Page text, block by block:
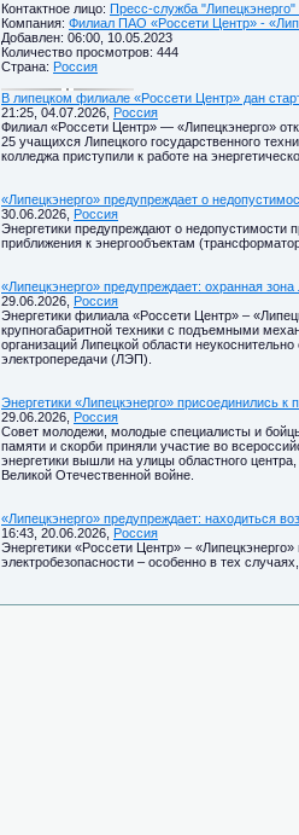
Контактное лицо: Пресс-служба
Компания: Филиал ПАО «Россети Центр» -
Добавлен: 06:00, 10.05.2023
Количество просмотров: 444
Страна: Россия
В липецком филиале «Россети Центр» дан
21:25, 04.07.2026, Россия
Филиал «Россети Центр» — «Липецкэнерго»
25 учащихся Липецкого государственного
колледжа приступили к работе на
«Липецкэнерго» предупреждает о
30.06.2026, Россия
Энергетики предупреждают о недопустимости
приближения к энергообъектам
«Липецкэнерго» предупреждает: охранная
29.06.2026, Россия
Энергетики филиала «Россети Центр» –
крупногабаритной техники с подъемными
организаций Липецкой области
электропередачи (ЛЭП).
Энергетики «Липецкэнерго» присоединились к
29.06.2026, Россия
Совет молодежи, молодые специалисты и
памяти и скорби приняли участие во
энергетики вышли на улицы областного
Великой Отечественной войне.
«Липецкэнерго» предупреждает: находиться
16:43, 20.06.2026, Россия
Энергетики «Россети Центр» –
электробезопасности – особенно в тех